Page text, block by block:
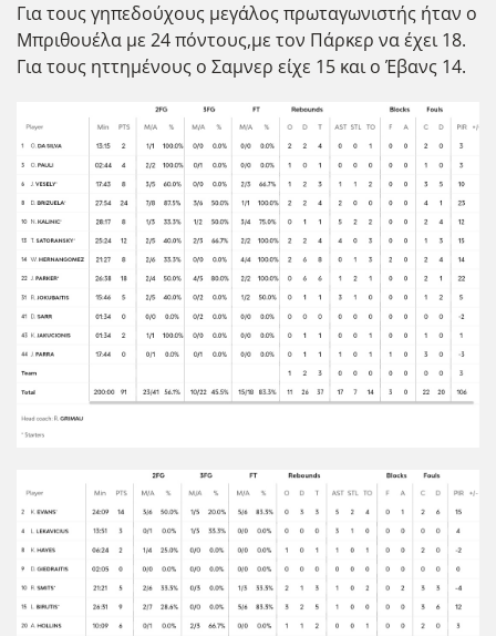
Για τους γηπεδούχους μεγάλος πρωταγωνιστής ήταν ο
Μπριθουέλα με 24 πόντους,με τον Πάρκερ να έχει 18.
Για τους ηττημένους ο Σαμνερ είχε 15 και ο Έβανς 14.